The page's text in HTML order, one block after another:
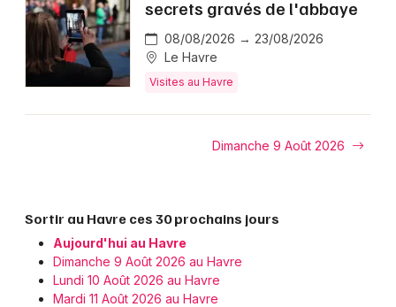
secrets gravés de l'abbaye
08/08/2026 → 23/08/2026
Le Havre
Visites au Havre
Dimanche 9 Août 2026
Sortir au Havre ces 30 prochains jours
Aujourd'hui au Havre
Dimanche 9 Août 2026 au Havre
Lundi 10 Août 2026 au Havre
Mardi 11 Août 2026 au Havre